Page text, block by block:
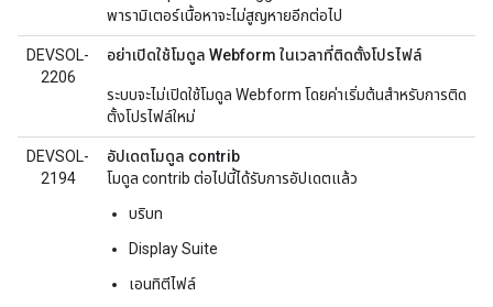
พารามิเตอร์เนื้อหาจะไม่สูญหายอีกต่อไป
DEVSOL-
2206
อย่าเปิดใช้โมดูล Webform ในเวลาที่ติดตั้งโปรไฟล์
ระบบจะไม่เปิดใช้โมดูล Webform โดยค่าเริ่มต้นสำหรับการติด
ตั้งโปรไฟล์ใหม่
DEVSOL-
2194
อัปเดตโมดูล contrib
โมดูล contrib ต่อไปนี้ได้รับการอัปเดตแล้ว
บริบท
Display Suite
เอนทิตีไฟล์